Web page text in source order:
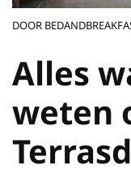
DOOR
Alles
weten